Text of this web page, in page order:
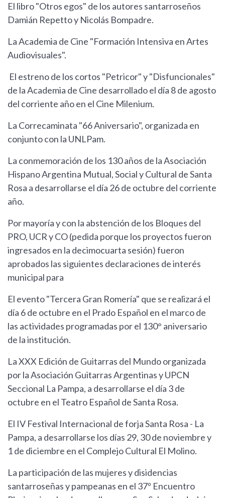
El libro "Otros egos" de los autores santarroseños
Damián Repetto y Nicolás Bompadre.
La Academia de Cine "Formación Intensiva en Artes
Audiovisuales".
El estreno de los cortos "Petricor" y "Disfuncionales"
de la Academia de Cine desarrollado el día 8 de agosto
del corriente año en el Cine Milenium.
La Correcaminata "66 Aniversario", organizada en
conjunto con la UNLPam.
La conmemoración de los 130 años de la Asociación
Hispano Argentina Mutual, Social y Cultural de Santa
Rosa a desarrollarse el día 26 de octubre del corriente
año.
Por mayoría y con la abstención de los Bloques del
PRO, UCR y CO (pedida porque los proyectos fueron
ingresados en la decimocuarta sesión) fueron
aprobados las siguientes declaraciones de interés
municipal para
El evento "Tercera Gran Romería" que se realizará el
día 6 de octubre en el Prado Español en el marco de
las actividades programadas por el 130° aniversario
de la institución.
La XXX Edición de Guitarras del Mundo organizada
por la Asociación Guitarras Argentinas y UPCN
Seccional La Pampa, a desarrollarse el día 3 de
octubre en el Teatro Español de Santa Rosa.
El IV Festival Internacional de forja Santa Rosa - La
Pampa, a desarrollarse los días 29, 30 de noviembre y
1 de diciembre en el Complejo Cultural El Molino.
La participación de las mujeres y disidencias
santarroseñas y pampeanas en el 37º Encuentro